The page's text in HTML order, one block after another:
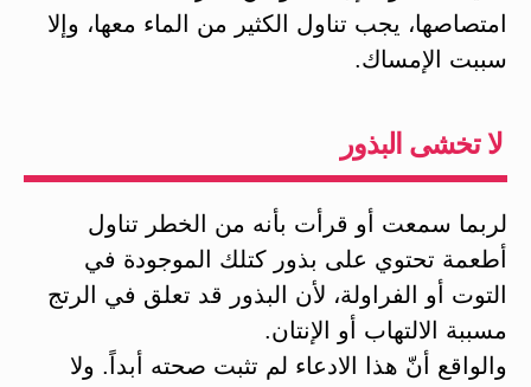
امتصاصها، يجب تناول الكثير من الماء معها، وإلا
سببت الإمساك.
لا تخشى البذور
لربما سمعت أو قرأت بأنه من الخطر تناول
أطعمة تحتوي على بذور كتلك الموجودة في
التوت أو الفراولة، لأن البذور قد تعلق في الرتج
مسببة الالتهاب أو الإنتان.
والواقع أنّ هذا الادعاء لم تثبت صحته أبداً. ولا